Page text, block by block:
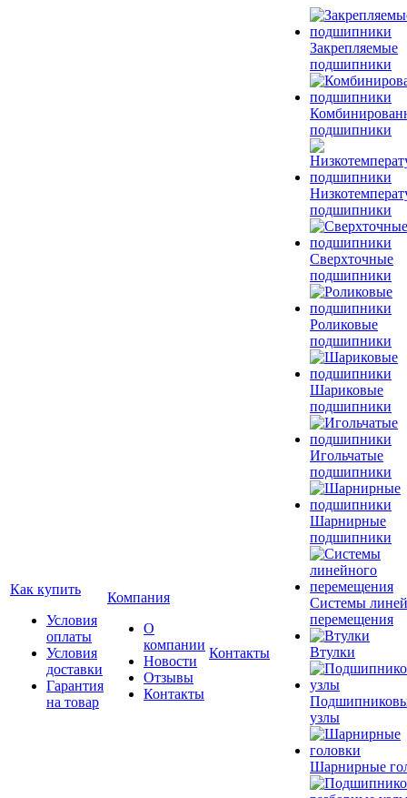
Как купить
Условия
оплаты
Условия
доставки
Гарантия
на товар
Компания
О
компании
Новости
Отзывы
Контакты
Контакты
Закрепляемые
подшипники
подшипники
подшипники
Сверхточные
подшипники
Роликовые
подшипники
Шариковые
подшипники
Игольчатые
подшипники
Шарнирные
подшипники
Системы
перемещения
Втулки
узлы
Шарнирные